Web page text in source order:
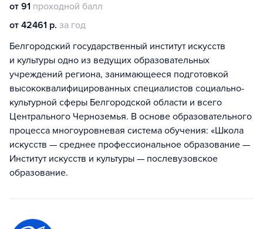
от 91 проходной балл
от 42461 р. за год
Белгородский государственный институт искусств
и культуры одно из ведущих образовательных
учреждений региона, занимающееся подготовкой
высококвалифицированных специалистов социально-
культурной сферы Белгородской области и всего
Центрального Черноземья. В основе образовательного
процесса многоуровневая система обучения: «Школа
искусств — среднее профессиональное образование —
Институт искусств и культуры — послевузовское
образование.